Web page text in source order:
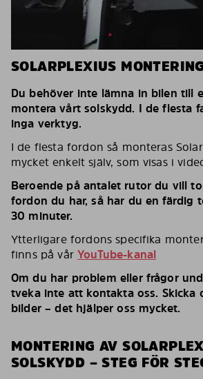
SOLARPLEXIUS
Du behöver inte lämna in bilen till
montera vårt solskydd. I de flesta
inga verktyg.
I de flesta fordon så monteras
mycket enkelt själv, som visas i
Beroende på antalet rutor du vill
fordon du har, så har du en färdig
30 minuter.
Ytterligare fordons specifika
finns på vårYouTube-kanal
Om du har problem eller frågor
tveka inte att kontakta oss. Skicka
bilder – det hjälper oss mycket.
MONTERING AV
SOLSKYDD – STEG FÖR